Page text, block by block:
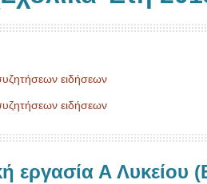
ειδήσεων
ειδήσεων
εργασία Α Λυκείου